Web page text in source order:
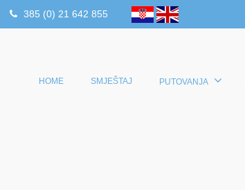
385 (0) 21 642 855
HOME SMJEŠTAJ PUTOVANJA